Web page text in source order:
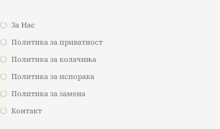
За Нас
Политика за приватност
Политика за колачиња
Политика за испорака
Политика за замена
Контакт